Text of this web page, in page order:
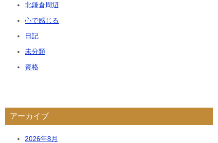
北鎌倉周辺
心で感じる
日記
未分類
資格
アーカイブ
2026年8月